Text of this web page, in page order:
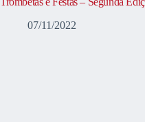
07/11/2022